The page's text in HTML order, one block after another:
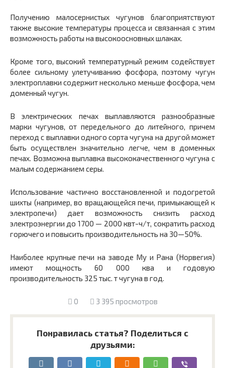
Получению малосернистых чугунов благоприятствуют
также высокие температуры процесса и связанная с этим
возможность работы на высокоосновных шлаках.
Кроме того, высокий температурный режим содействует
более сильному улетучиванию фосфора, поэтому чугун
электроплавки содержит несколько меньше фосфора, чем
доменный чугун.
В электрических печах выплавляются разнообразные
марки чугунов, от передельного до литейного, причем
переход с выплавки одного сорта чугуна на другой может
быть осуществлен значи­тельно легче, чем в доменных
печах. Возможна выплавка высоко­качественного чугуна с
малым содержанием серы.
Использование частично восстановленной и подогретой
шихты (например, во вращающейся печи, примыкающей к
электропечи) дает возможность снизить расход
электроэнергии до 1700 — 2000 квт-ч/т, сократить расход
горючего и повысить производи­тельность на 30—50%.
Наиболее крупные печи на заводе Му и Рана (Норвегия)
имеют мощность 60 000 ква и годовую
производительность 325 тыс. т чугуна в год.
0 3 395 просмотров
Понравилась статья? Поделиться с
друзьями: